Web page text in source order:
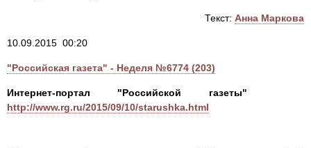
Текст: Анна Маркова
10.09.2015 00:20
"Российская газета" - Неделя №6774 (203)
Интернет-портал "Российской газеты"
http://www.rg.ru/2015/09/10/starushka.html